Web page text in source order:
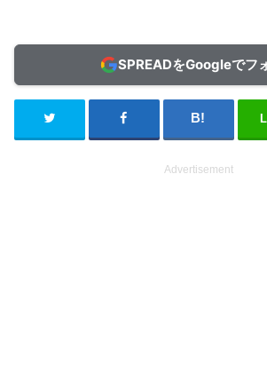
SPREADをGoogleでフ
Advertisement